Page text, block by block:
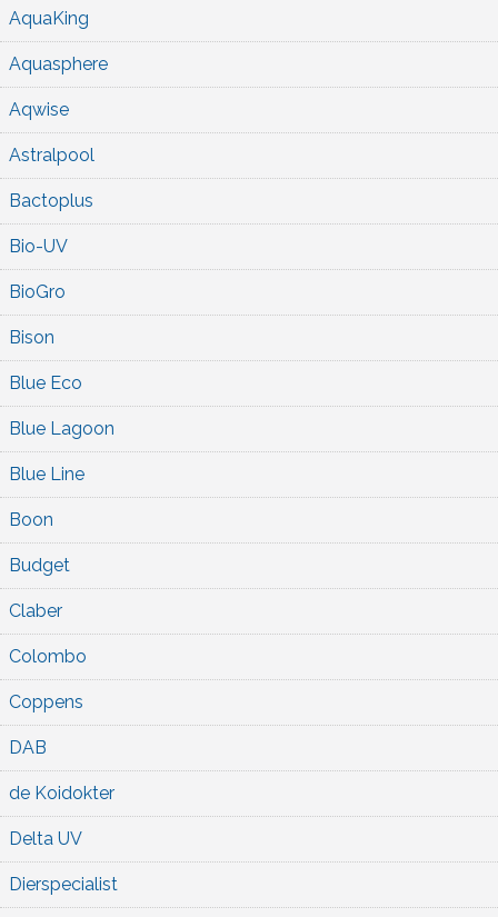
AquaKing
Aquasphere
Aqwise
Astralpool
Bactoplus
Bio-UV
BioGro
Bison
Blue Eco
Blue Lagoon
Blue Line
Boon
Budget
Claber
Colombo
Coppens
DAB
de Koidokter
Delta UV
Dierspecialist